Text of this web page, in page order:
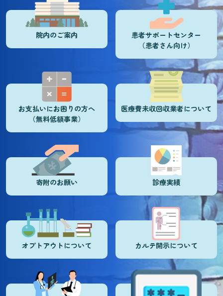
院内のご案内
患者サポートセンター
（患者さん向け）
お支払いにお困りの方へ
（無料低額事業）
医療費未収回収業者について
寄附のお願い 診療実績
オプトアウトについて カルテ開示について